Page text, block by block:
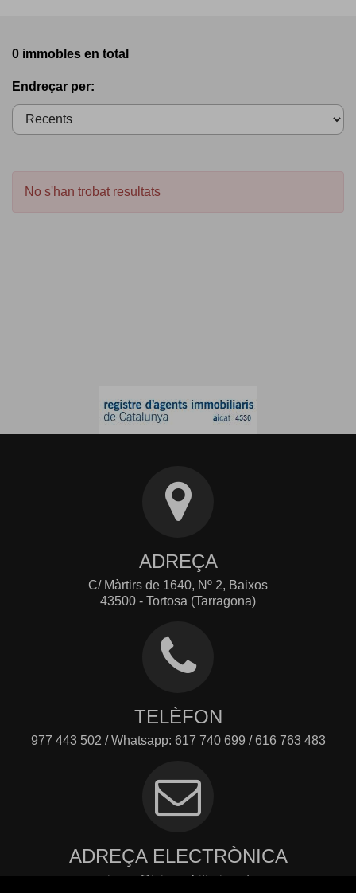
0 immobles en total
Endreçar per:
No s'han trobat resultats
ADREÇA
C/ Màrtirs de 1640, Nº 2, Baixos
43500 - Tortosa (Tarragona)
TELÈFON
977 443 502 / Whatsapp: 617 740 699 / 616 763 483
ADREÇA ELECTRÒNICA
josep@jcimmobiliaria.cat